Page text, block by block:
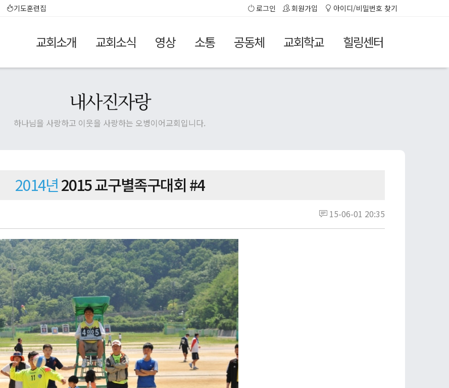
기도훈련집 로그인 회원가입 아이디/비밀번호 찾기
교회소개 교회소식 영상 소통 공동체 교회학교 힐링센터
내사진자랑
하나님을 사랑하고 이웃을 사랑하는 오병이어교회입니다.
2014년2015 교구별족구대회 #4
15-06-01 20:35